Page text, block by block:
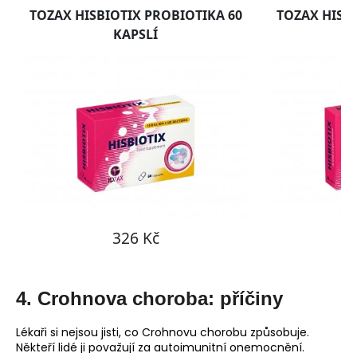
4. Crohnova choroba: příčiny
Lékaři si nejsou jisti, co Crohnovu chorobu způsobuje.
Někteří lidé ji považují za autoimunitní onemocnění.